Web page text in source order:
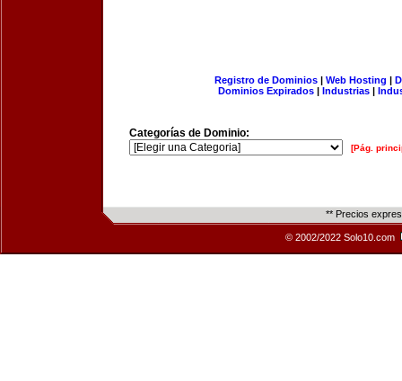
Registro de Dominios| Web Hosting |
Dominios Expirados | Industrias |
Categorías de Dominio:
[Pág.
** Precios
© 2002/2022 Solo10.com